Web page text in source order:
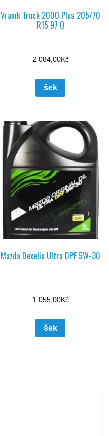
Vraník Truck 2000 Plus 205/70
R15 97 Q
2 084,00Kč
šek
Mazda Dexelia Ultra DPF 5W-30
1 055,00Kč
šek